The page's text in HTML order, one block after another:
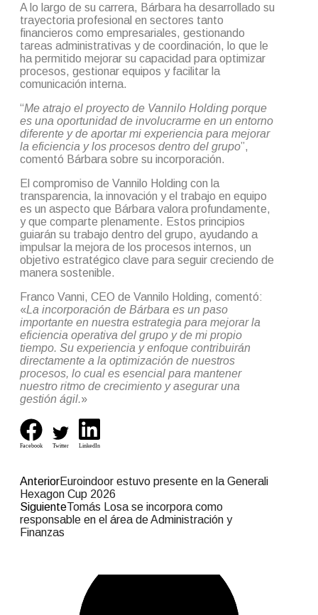
A lo largo de su carrera, Bárbara ha desarrollado su
trayectoria profesional en sectores tanto
financieros como empresariales, gestionando
tareas administrativas y de coordinación, lo que le
ha permitido mejorar su capacidad para optimizar
procesos, gestionar equipos y facilitar la
comunicación interna.
“Me atrajo el proyecto de Vannilo Holding porque
es una oportunidad de involucrarme en un entorno
diferente y de aportar mi experiencia para mejorar
la eficiencia y los procesos dentro del grupo”,
comentó Bárbara sobre su incorporación.
El compromiso de Vannilo Holding con la
transparencia, la innovación y el trabajo en equipo
es un aspecto que Bárbara valora profundamente,
y que comparte plenamente. Estos principios
guiarán su trabajo dentro del grupo, ayudando a
impulsar la mejora de los procesos internos, un
objetivo estratégico clave para seguir creciendo de
manera sostenible.
Franco Vanni, CEO de Vannilo Holding, comentó:
«La incorporación de Bárbara es un paso
importante en nuestra estrategia para mejorar la
eficiencia operativa del grupo y de mi propio
tiempo. Su experiencia y enfoque contribuirán
directamente a la optimización de nuestros
procesos, lo cual es esencial para mantener
nuestro ritmo de crecimiento y asegurar una
gestión ágil.»
Facebook Twitter LinkedIn
AnteriorEuroindoor estuvo presente en la Generali
Hexagon Cup 2026
SiguienteTomás Losa se incorpora como
responsable en el área de Administración y
Finanzas